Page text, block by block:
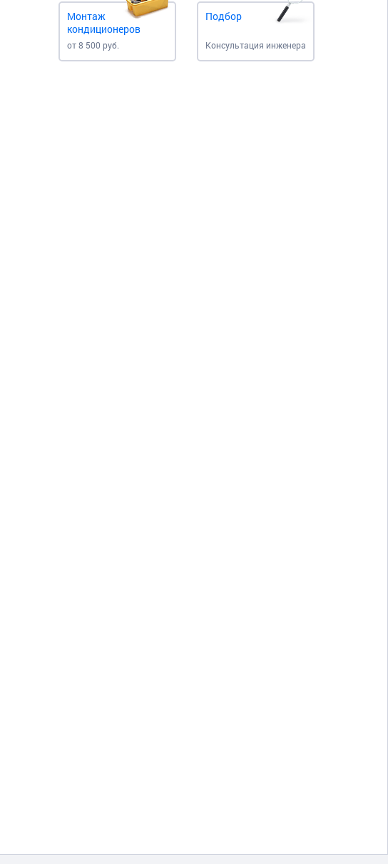
Монтаж
кондиционеров
от 8 500 руб.
Подбор
Консультация инженера